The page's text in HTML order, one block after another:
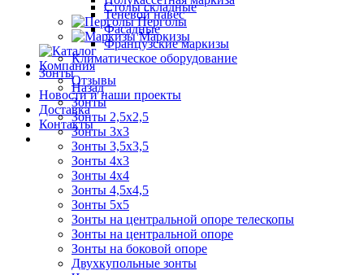
Столы складные
Перголы
Маркизы
Компания
Отзывы
Новости и наши проекты
Доставка
Контакты
Теневой навес
Фасадные
Французские маркизы
Климатическое оборудование
Зонты
Назад
Зонты
Зонты 2,5х2,5
Зонты 3х3
Зонты 3,5х3,5
Зонты 4х3
Зонты 4х4
Зонты 4,5х4,5
Зонты 5х5
Зонты на центральной опоре телескопы
Зонты на центральной опоре
Зонты на боковой опоре
Двухкупольные зонты